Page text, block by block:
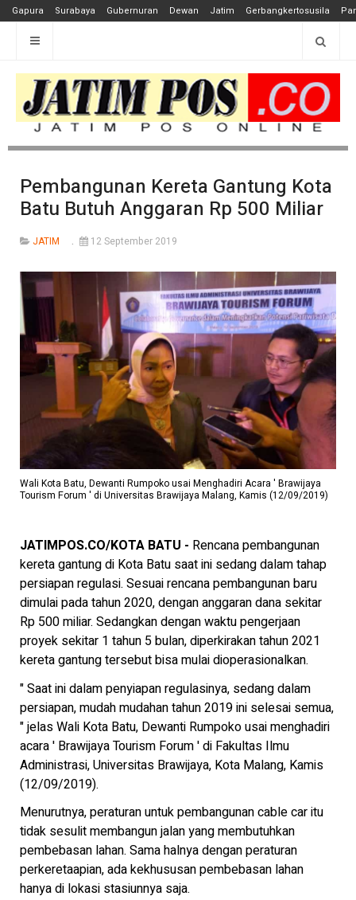
Gapura Surabaya Gubernuran Dewan Jatim Gerbangkertosusila
Pembangunan Kereta Gantung Kota
Batu Butuh Anggaran Rp 500 Miliar
JATIM 12 September 2019
Wali Kota Batu, Dewanti Rumpoko usai Menghadiri Acara ' Brawijaya
Tourism Forum ' di Universitas Brawijaya Malang, Kamis (12/09/2019)
JATIMPOS.CO/KOTA BATU - Rencana pembangunan
kereta gantung di Kota Batu saat ini sedang dalam tahap
persiapan regulasi. Sesuai rencana pembangunan baru
dimulai pada tahun 2020, dengan anggaran dana sekitar
Rp 500 miliar. Sedangkan dengan waktu pengerjaan
proyek sekitar 1 tahun 5 bulan, diperkirakan tahun 2021
kereta gantung tersebut bisa mulai dioperasionalkan.
" Saat ini dalam penyiapan regulasinya, sedang dalam
persiapan, mudah mudahan tahun 2019 ini selesai semua,
" jelas Wali Kota Batu, Dewanti Rumpoko usai menghadiri
acara ' Brawijaya Tourism Forum ' di Fakultas Ilmu
Administrasi, Universitas Brawijaya, Kota Malang, Kamis
(12/09/2019).
Menurutnya, peraturan untuk pembangunan cable car itu
tidak sesulit membangun jalan yang membutuhkan
pembebasan lahan. Sama halnya dengan peraturan
perkeretaapian, ada kekhususan pembebasan lahan
hanya di lokasi stasiunnya saja.